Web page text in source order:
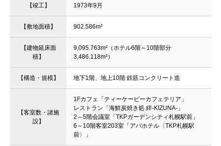
【竣工】 1973年9月
【敷地面積】 902.586m²
【建物延床面
積】
9,095.763m²（ホテル6階～10階部分
3,486.118m²）
【構造・規模】 地下1階、地上10階 鉄筋コンクリート造
【客室数・諸施
設】
1Fカフェ「ティーケーピーカフェテリア」
レストラン「海鮮炭焼き処 絆-KIZUNA-」
2～5階会議室「TKPガーデンシティ札幌駅前」
6～10階客室203室「アパホテル〈TKP札幌駅
前〉」